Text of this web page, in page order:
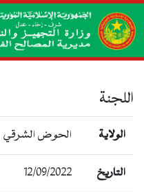
اللجنة
الولاية الحوض الشرقي
التاريخ 12/09/2022